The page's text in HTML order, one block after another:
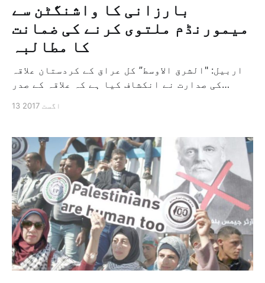
بارزانی کا واشنگٹن سے
میمورنڈم ملتوی کرنے کی ضمانت
کا مطالبہ
اربیل: "الشرق الاوسط” کل عراق کے کردستان علاقہ
کی صدارت نے انکشاف کیا ہے کہ علاقہ کے صدر
مطابق بارزانی کو […]
13 اگست 2017